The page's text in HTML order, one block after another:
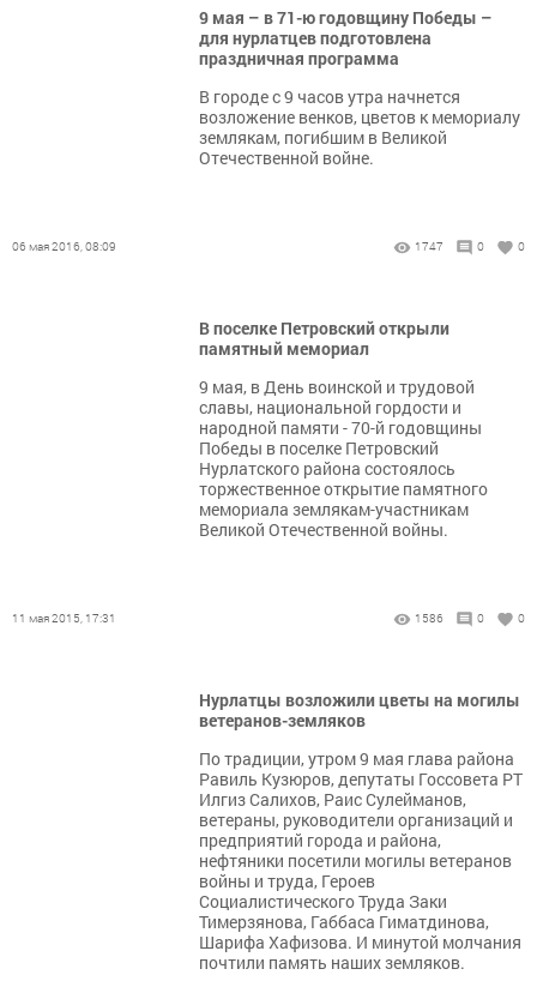
9 мая – в 71-ю годовщину Победы –
для нурлатцев подготовлена
праздничная программа
В городе с 9 часов утра начнется
возложение венков, цветов к мемориалу
землякам, погибшим в Великой
Отечественной войне.
06 мая 2016, 08:09 1747 0 0
В поселке Петровский открыли
памятный мемориал
9 мая, в День воинской и трудовой
славы, национальной гордости и
народной памяти - 70-й годовщины
Победы в поселке Петровский
Нурлатского района состоялось
торжественное открытие памятного
мемориала землякам-участникам
Великой Отечественной войны.
11 мая 2015, 17:31 1586 0 0
Нурлатцы возложили цветы на могилы
ветеранов-земляков
По традиции, утром 9 мая глава района
Равиль Кузюров, депутаты Госсовета РТ
Илгиз Салихов, Раис Сулейманов,
ветераны, руководители организаций и
предприятий города и района,
нефтяники посетили могилы ветеранов
войны и труда, Героев
Социалистического Труда Заки
Тимерзянова, Габбаса Гиматдинова,
Шарифа Хафизова. И минутой молчания
почтили память наших земляков.